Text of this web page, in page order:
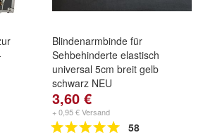
Blindenarmbinde für
Sehbehinderte elastisch
universal 5cm breit gelb
schwarz NEU
3,60 €
+ 0,95 € Versand
58